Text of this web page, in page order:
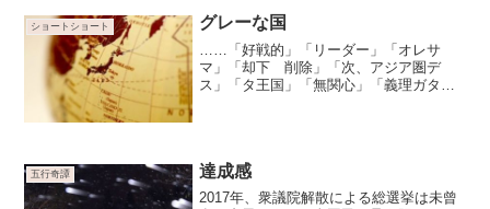
ショートショート グレーな国
……「好戦的」「リーダー」「オレサ
マ」「却下 削除」「次、アジア圏デ
ス」「タ王国」「無関心」「義理ガタ
五行奇譚 達成感
2017年、衆議院解散による総選挙は未曾